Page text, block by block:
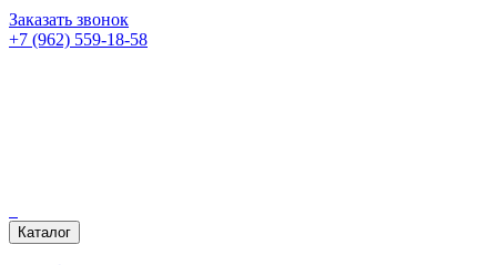
Заказать звонок
+7 (962) 559-18-58
Каталог